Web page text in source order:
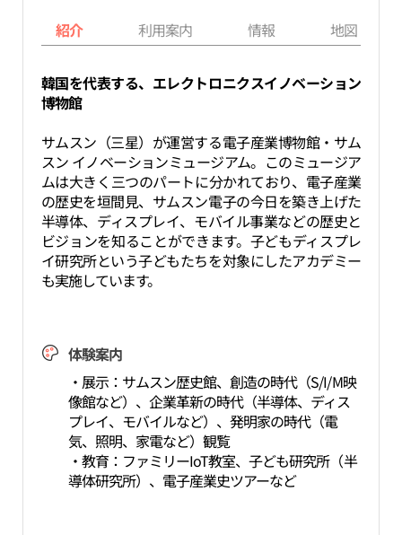
紹介 利用案内 情報 地図
韓国を代表する、エレクトロニクスイノベーション
博物館
サムスン（三星）が運営する電子産業博物館・サム
スン イノベーションミュージアム。このミュージア
ムは大きく三つのパートに分かれており、電子産業
の歴史を垣間見、サムスン電子の今日を築き上げた
半導体、ディスプレイ、モバイル事業などの歴史と
ビジョンを知ることができます。子どもディスプレ
イ研究所という子どもたちを対象にしたアカデミー
も実施しています。
体験案内
・展示：サムスン歴史館、創造の時代（S/I/M映
像館など）、企業革新の時代（半導体、ディス
プレイ、モバイルなど）、発明家の時代（電
気、照明、家電など）観覧
・教育：ファミリーIoT教室、子ども研究所（半
導体研究所）、電子産業史ツアーなど